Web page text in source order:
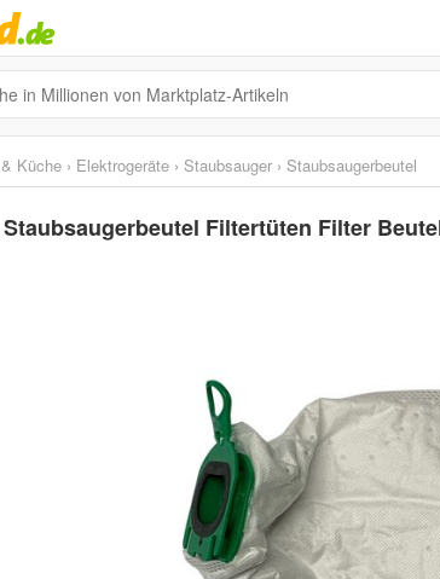
Küche › Elektrogeräte › Staubsauger › Staubsaugerbeutel
Filtertüten Filter